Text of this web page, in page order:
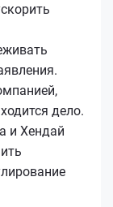
дело.
и Хендай